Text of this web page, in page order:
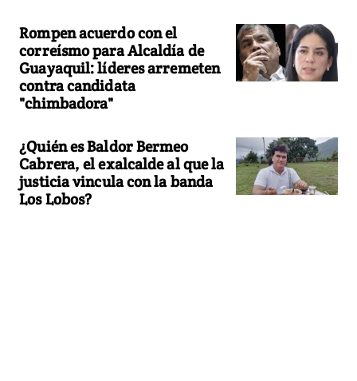
Rompen acuerdo con el
correísmo para Alcaldía de
Guayaquil: líderes arremeten
contra candidata
"chimbadora"
¿Quién es Baldor Bermeo
Cabrera, el exalcalde al que la
justicia vincula con la banda
Los Lobos?